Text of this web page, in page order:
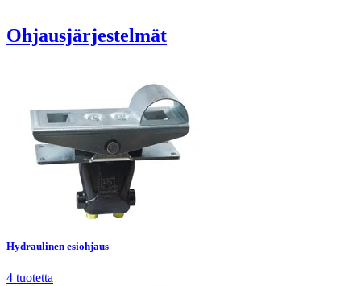
Ohjausjärjestelmät
Hydraulinen esiohjaus4
Hydraulinen esiohjaus
4 tuotetta